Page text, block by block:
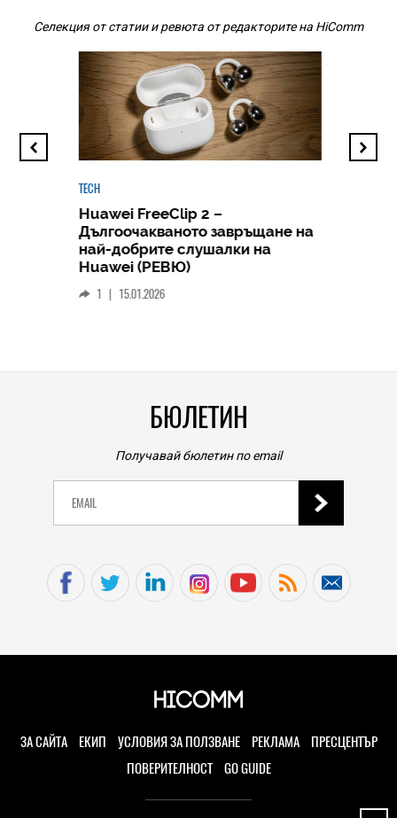
Селекция от статии и ревюта от редакторите на HiComm
TECH
Huawei FreeClip 2 –
Дългоочакваното завръщане на
най-добрите слушалки на
Huawei (РЕВЮ)
1 | 15.01.2026
БЮЛЕТИН
Получавай бюлетин по email
ЗА САЙТА ЕКИП УСЛОВИЯ ЗА ПОЛЗВАНЕ РЕКЛАМА
ПРЕСЦЕНТЪР
ПОВЕРИТЕЛНОСТ
GO GUIDE